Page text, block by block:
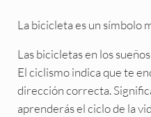
La bicicleta es un símbolo
Las bicicletas en los
El ciclismo indica que te
dirección correcta.
aprenderás el ciclo de la